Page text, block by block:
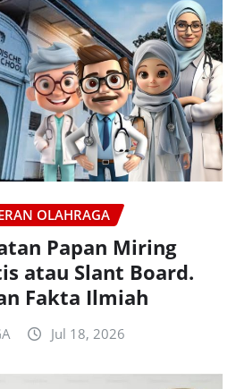
OLAHRAGA
Papan Miring
atau Slant Board.
Fakta Ilmiah
Jul 18, 2026